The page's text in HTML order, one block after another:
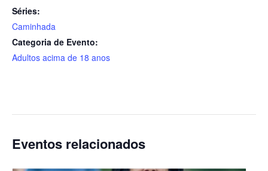
Séries:
Caminhada
Categoria de Evento:
Adultos acima de 18 anos
Eventos relacionados